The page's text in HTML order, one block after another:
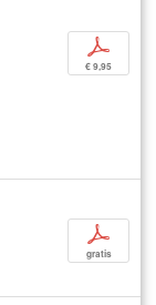
p
€ 9,95
p
gratis